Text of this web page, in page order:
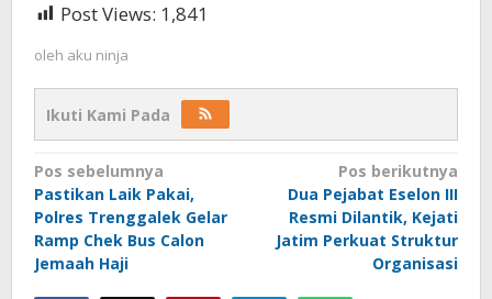
Post Views: 1,841
oleh aku ninja
Ikuti Kami Pada
Navigasi
pos
Pos sebelumnya
Pastikan Laik Pakai,
Polres Trenggalek Gelar
Ramp Chek Bus Calon
Jemaah Haji
Pos berikutnya
Dua Pejabat Eselon III
Resmi Dilantik, Kejati
Jatim Perkuat Struktur
Organisasi